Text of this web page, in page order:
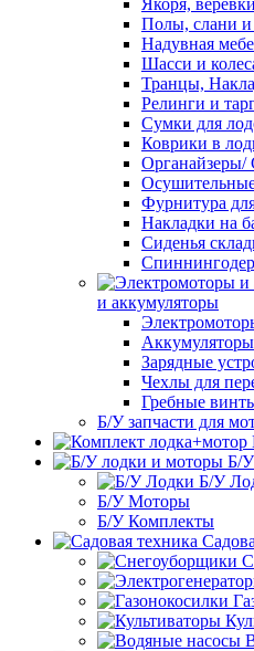
Якоря, веревки
Полы, слани и
Надувная
Шасси и
Транцы,
Релинги и
Сумки для
Коврики в
Органайзеры/
Фурнитура
Накладки на
Сиденья
и аккумуляторы
Аккумуляторы
Зарядные
Чехлы для
Гребные
Б/У запчасти для
Б/
Б/У
Б/У Моторы
Б/У Комплекты